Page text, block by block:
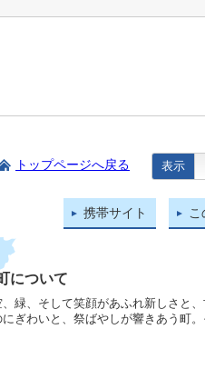
トップページへ戻る 表示
携帯サイト こ
について
緑、そして笑顔があふれ新しさと、
にぎわいと、祭ばやしが響きあう町。